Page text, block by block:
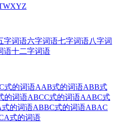
WXYZ
字词语六字词语七字词语八字词
语十二字词语
式的词语AAB式的词语ABB式
的词语ABCC式的词语AABC式
的词语ABBC式的词语ABAC
式的词语